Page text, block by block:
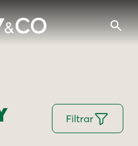
Filtrar